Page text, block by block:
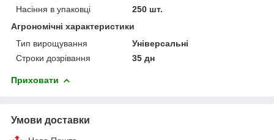
Насіння в упаковці
250 шт.
Агрономічні характеристики
Тип вирощування
Універсальні
Строки дозрівання
35 дн
Приховати
Умови доставки